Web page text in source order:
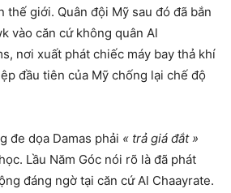
thế giới. Quân đội Mỹ sau đó đã bắn
vào căn cứ không quân Al
nơi xuất phát chiếc máy bay thả khí
đầu tiên của Mỹ chống lại chế độ
đe dọa Damas phải « trả giá đắt »
Lầu Năm Góc nói rõ là đã phát
đáng ngờ tại căn cứ Al Chaayrate.